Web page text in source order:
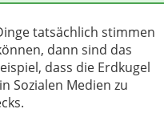
tatsächlich stimmen
dann sind das
dass die Erdkugel
Sozialen Medien zu